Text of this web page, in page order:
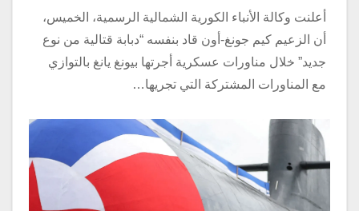
أعلنت وكالة الأنباء الكورية الشمالية الرسمية، الخميس،
أن الزعيم كيم جونغ-أون قاد بنفسه “دبابة قتالية من نوع
جديد” خلال مناورات عسكرية أجرتها بيونغ يانغ بالتوازي
مع المناورات المشتركة التي تجريها…